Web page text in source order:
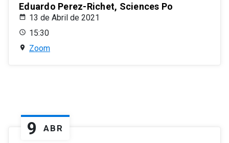
Eduardo Perez-Richet, Sciences Po
13 de Abril de 2021
15:30
Zoom
9 ABR